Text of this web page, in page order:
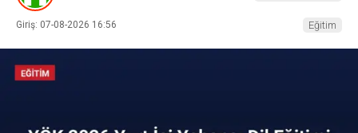
Giriş: 07-08-2026 16:56 Eğitim